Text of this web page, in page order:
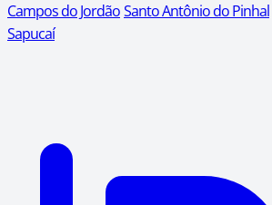
Campos do JordãoSanto Antônio do Pinhal
Sapucaí